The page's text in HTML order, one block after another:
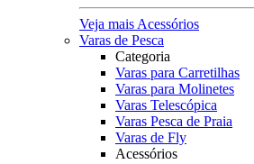
Veja mais Acessórios
Varas de Pesca
Categoria
Varas para Carretilhas
Varas para Molinetes
Varas Telescópica
Varas Pesca de Praia
Varas de Fly
Acessórios